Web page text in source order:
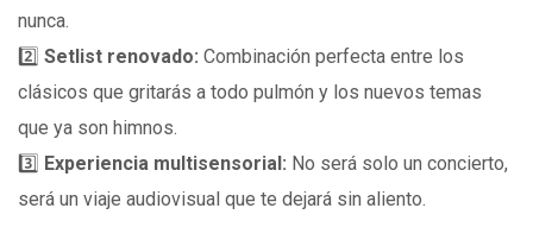
nunca.
2️⃣ Setlist renovado: Combinación perfecta entre los
clásicos que gritarás a todo pulmón y los nuevos temas
que ya son himnos.
3️⃣ Experiencia multisensorial: No será solo un concierto,
será un viaje audiovisual que te dejará sin aliento.